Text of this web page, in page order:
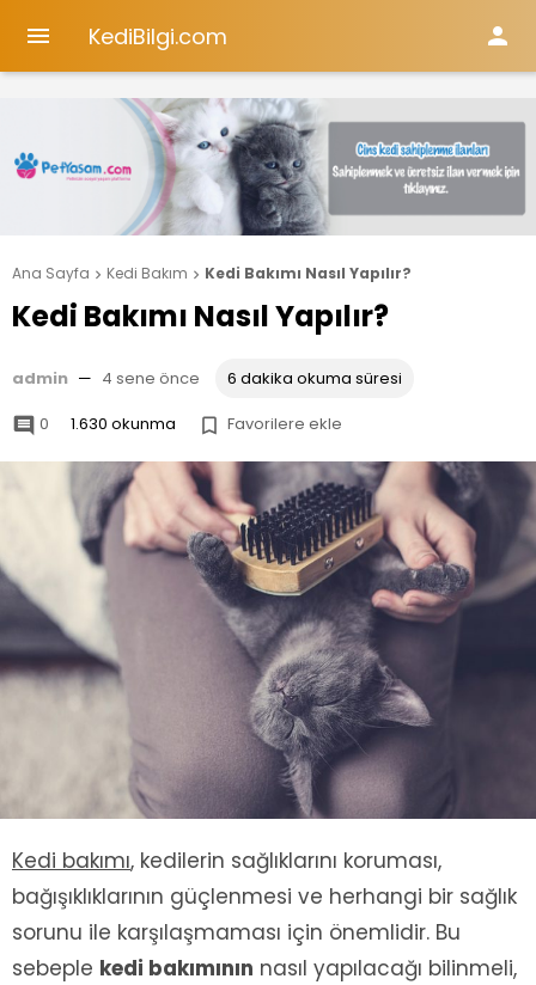
 KediBilgi.com 
Ana Sayfa  Kedi Bakım  Kedi Bakımı Nasıl Yapılır?
Kedi Bakımı Nasıl Yapılır?
admin — 4 sene önce 6 dakika okuma süresi
 0 1.630 okunma  Favorilere ekle
Kedi bakımı, kedilerin sağlıklarını koruması,
bağışıklıklarının güçlenmesi ve herhangi bir sağlık
sorunu ile karşılaşmaması için önemlidir. Bu
sebeple kedi bakımının nasıl yapılacağı bilinmeli,